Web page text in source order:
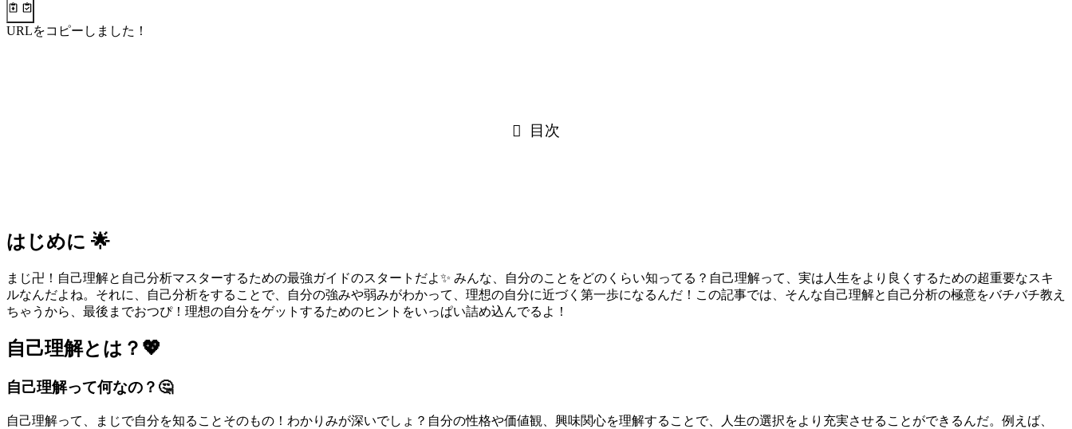
URLをコピーしました！
目次
はじめに 🌟
まじ卍！自己理解と自己分析マスターするための最強ガイドのスタートだよ✨ みんな、自分のことをどのくらい知ってる？自己理解って、実は人生をより良くするための超重要なスキ
ルなんだよね。それに、自己分析をすることで、自分の強みや弱みがわかって、理想の自分に近づく第一歩になるんだ！この記事では、そんな自己理解と自己分析の極意をバチバチ教え
ちゃうから、最後までおつぴ！理想の自分をゲットするためのヒントをいっぱい詰め込んでるよ！
自己理解とは？💖
自己理解って何なの？🤔
自己理解って、まじで自分を知ることそのもの！わかりみが深いでしょ？自分の性格や価値観、興味関心を理解することで、人生の選択をより充実させることができるんだ。例えば、